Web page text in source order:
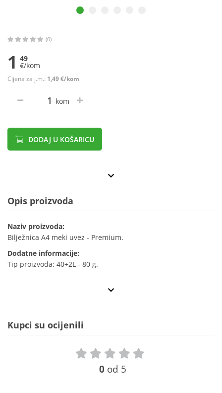
(0)
1 49
€/kom
Cijena za j.m.: 1,49 €/kom
kom
DODAJ U KOŠARICU
Opis proizvoda
Naziv proizvoda:
Bilježnica A4 meki uvez - Premium.
Dodatne informacije:
Tip proizvoda: 40+2L - 80 g.
Kupci su ocijenili
0 od 5